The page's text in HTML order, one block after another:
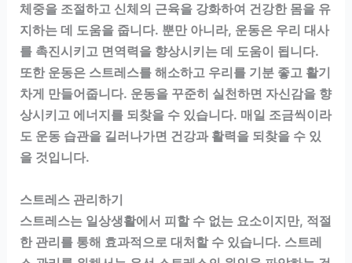
체중을 조절하고 신체의 근육을 강화하여 건강한 몸을 유
지하는 데 도움을 줍니다. 뿐만 아니라, 운동은 우리 대사
를 촉진시키고 면역력을 향상시키는 데 도움이 됩니다.
또한 운동은 스트레스를 해소하고 우리를 기분 좋고 활기
차게 만들어줍니다. 운동을 꾸준히 실천하면 자신감을 향
상시키고 에너지를 되찾을 수 있습니다. 매일 조금씩이라
도 운동 습관을 길러나가면 건강과 활력을 되찾을 수 있
을 것입니다.
스트레스 관리하기
스트레스는 일상생활에서 피할 수 없는 요소이지만, 적절
한 관리를 통해 효과적으로 대처할 수 있습니다. 스트레